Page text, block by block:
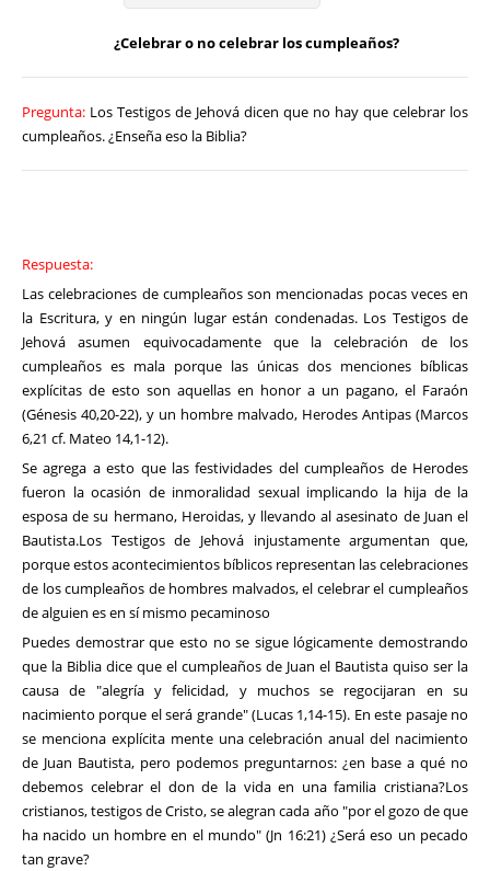
¿Celebrar o no celebrar los cumpleaños?
Pregunta: Los Testigos de Jehová dicen que no hay que celebrar los
cumpleaños. ¿Enseña eso la Biblia?
Respuesta:
Las celebraciones de cumpleaños son mencionadas pocas veces en
la Escritura, y en ningún lugar están condenadas. Los Testigos de
Jehová asumen equivocadamente que la celebración de los
cumpleaños es mala porque las únicas dos menciones bíblicas
explícitas de esto son aquellas en honor a un pagano, el Faraón
(Génesis 40,20-22), y un hombre malvado, Herodes Antipas (Marcos
6,21 cf. Mateo 14,1-12).
Se agrega a esto que las festividades del cumpleaños de Herodes
fueron la ocasión de inmoralidad sexual implicando la hija de la
esposa de su hermano, Heroidas, y llevando al asesinato de Juan el
Bautista.Los Testigos de Jehová injustamente argumentan que,
porque estos acontecimientos bíblicos representan las celebraciones
de los cumpleaños de hombres malvados, el celebrar el cumpleaños
de alguien es en sí mismo pecaminoso
Puedes demostrar que esto no se sigue lógicamente demostrando
que la Biblia dice que el cumpleaños de Juan el Bautista quiso ser la
causa de "alegría y felicidad, y muchos se regocijaran en su
nacimiento porque el será grande" (Lucas 1,14-15). En este pasaje no
se menciona explícita mente una celebración anual del nacimiento
de Juan Bautista, pero podemos preguntarnos: ¿en base a qué no
debemos celebrar el don de la vida en una familia cristiana?Los
cristianos, testigos de Cristo, se alegran cada año "por el gozo de que
ha nacido un hombre en el mundo" (Jn 16:21) ¿Será eso un pecado
tan grave?